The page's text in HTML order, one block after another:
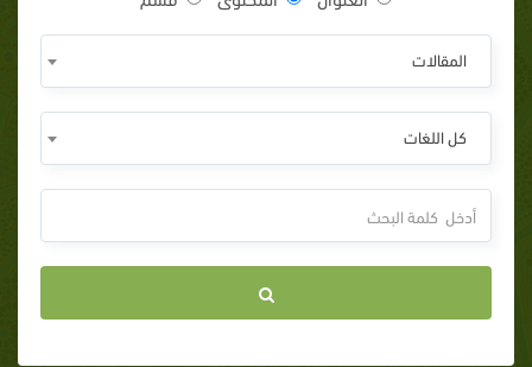
المقالات
كل اللغات